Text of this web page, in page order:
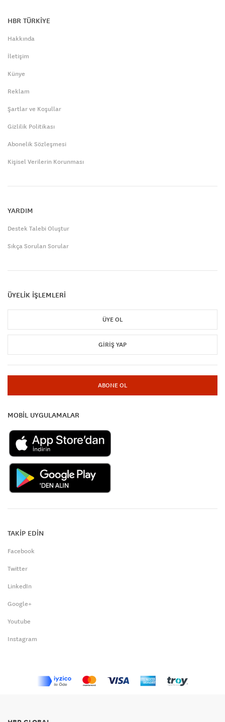
HBR TÜRKİYE
Hakkında
İletişim
Künye
Reklam
Şartlar ve Koşullar
Gizlilik Politikası
Abonelik Sözleşmesi
Kişisel Verilerin Korunması
YARDIM
Destek Talebi Oluştur
Sıkça Sorulan Sorular
ÜYELİK İŞLEMLERİ
ÜYE OL
GIRIŞ YAP
ABONE OL
MOBİL UYGULAMALAR
TAKİP EDİN
Facebook
Twitter
LinkedIn
Google+
Youtube
Instagram